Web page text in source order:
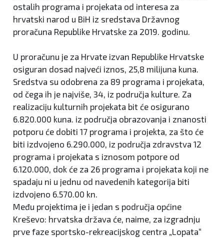
ostalih programa i projekata od interesa za
hrvatski narod u BiH iz sredstava Državnog
proračuna Republike Hrvatske za 2019. godinu.
U proračunu je za Hrvate izvan Republike Hrvatske
osiguran dosad najveći iznos, 25,8 milijuna kuna.
Sredstva su odobrena za 89 programa i projekata,
od čega ih je najviše, 34, iz područja kulture. Za
realizaciju kulturnih projekata bit će osigurano
6.820.000 kuna. iz područja obrazovanja i znanosti
potporu će dobiti 17 programa i projekta, za što će
biti izdvojeno 6.290.000, iz područja zdravstva 12
programa i projekata s iznosom potpore od
6.120.000, dok će za 26 programa i projekata koji ne
spadaju ni u jednu od navedenih kategorija biti
izdvojeno 6.570.00 kn.
Među projektima je i jedan s područja općine
Kreševo: hrvatska država će, naime, za izgradnju
prve faze sportsko-rekreacijskog centra „Lopata“